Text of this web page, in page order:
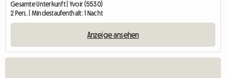
Gesamte Unterkunft | Yvoir (5530)
2 Pers. | Mindestaufenthalt: 1 Nacht
Anzeige ansehen